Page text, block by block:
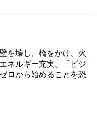
を壊し、橋をかけ、火
ネルギー充実。「ビジ
ロから始めることを恐